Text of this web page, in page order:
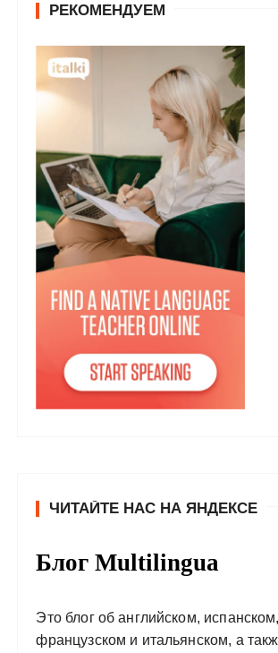
РЕКОМЕНДУЕМ
ЧИТАЙТЕ НАС НА ЯНДЕКСЕ
Блог Multilingua
Это блог об английском, испанском,
французском и итальянском, а